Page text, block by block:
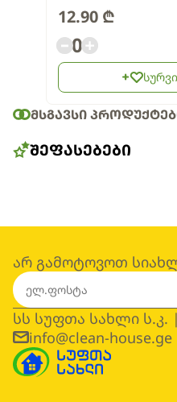
12.90 ₾
0
ᲛᲡᲒᲐᲕᲡᲘ
ᲨᲔᲤᲐᲡᲔᲑᲔᲑᲘ
არ გამოტოვოთ
სს სუფთა სახლი ს.კ. |
info@clean-house.ge